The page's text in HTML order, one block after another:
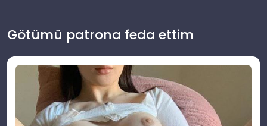
Götümü patrona feda ettim